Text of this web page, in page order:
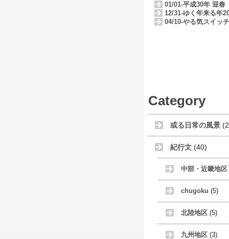
01/01-平成30年 迎春
12/31-ゆく年来る年
04/10-やる気スイッチ
Category
或る日常の風景
紀行文 (40)
中部・近畿地区
chugoku (5)
北陸地区 (5)
九州地区 (3)